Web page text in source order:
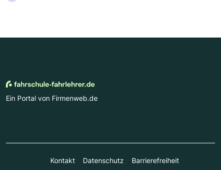
Ein Portal von Firmenweb.de
Kontakt Datenschutz Barrierefreiheit